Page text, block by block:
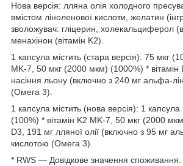
Нова версія: лляна олія холодного
вмістом ліноленової кислоти, желатин
зволожувач: гліцерин, холекальциферол
менахінон (вітамін K2).
1 капсула містить (стара версія): 75 мкг
MK-7, 50 мкг (2000 мкм) (1000%) * вітамін
насіння льону (включно з 240 мг альфа-
(Омега 3).
1 капсула містить (нова версія): 1 капсула
(100%) * вітамін K2 MK-7, 50 мкг (2000
D3, 191 мг лляної олії (включно з 95 мг
кислотою (Омега 3).
* RWS — Довідкове значення споживання.